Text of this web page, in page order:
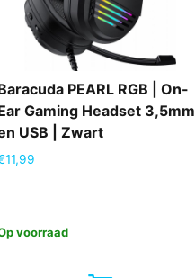
PEARL RGB | On-
Gaming Headset 3,5mm
USB | Zwart
11,99
voorraad